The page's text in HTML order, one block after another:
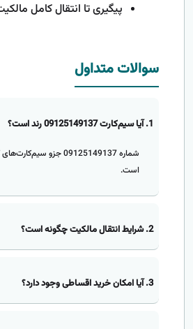
پیگیری تا انتقال کامل
سوالات متداول
1. آیا سیم‌کارت 09125149137 رند است؟
شماره 09125149137 جزو
است.
2. شرایط انتقال مالکیت چگونه است؟
3. آیا امکان خرید اقساطی وجود دارد؟